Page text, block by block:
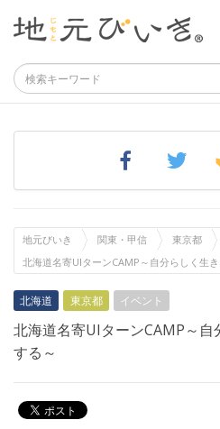
地元びいき 関東・甲信
東京都
北海道名寄UIターンCAMP～自分らしく生
北海道 東京都 イベント
北海道名寄UIターンCAMP～
する～